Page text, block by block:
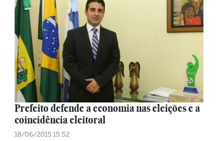
Prefeito defende a economia nas eleições e a
coincidência eleitoral
18/06/2015 15:52